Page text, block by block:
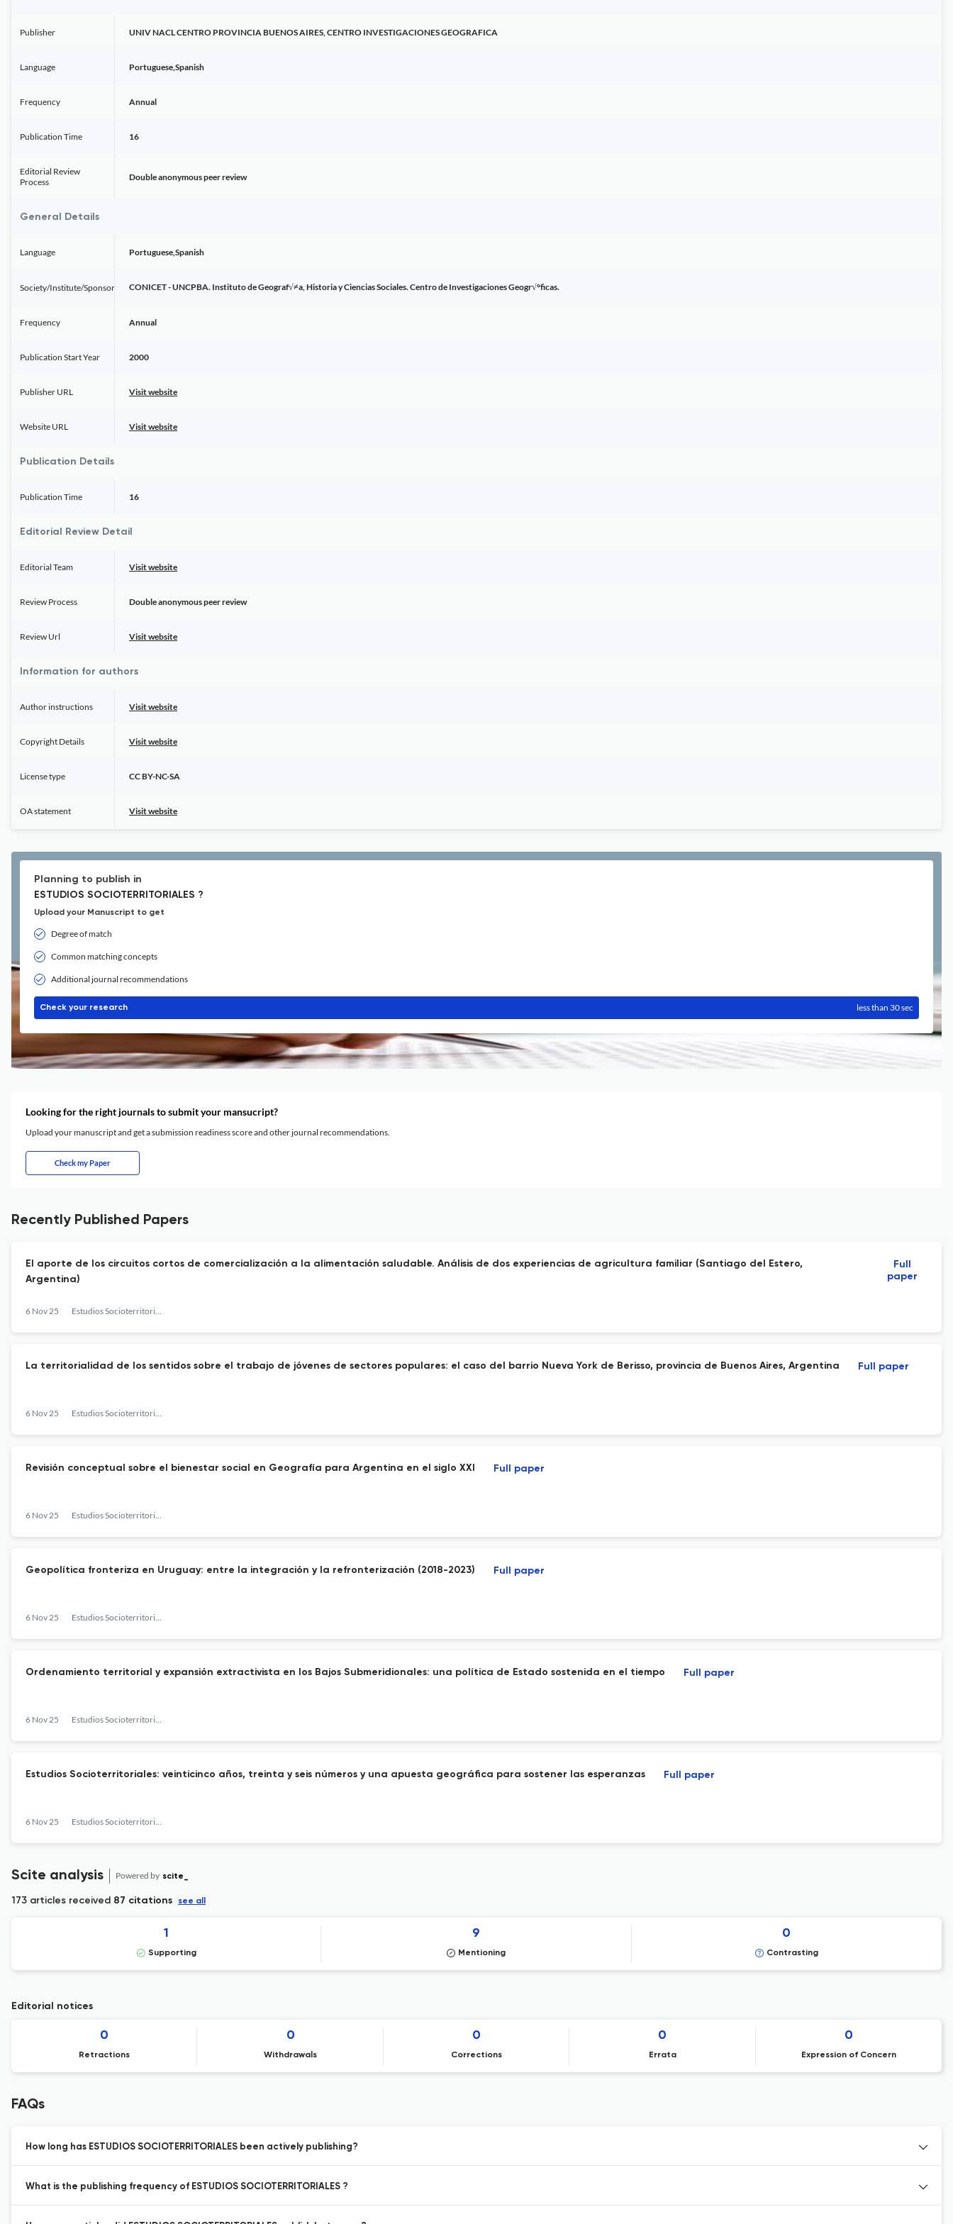
Publisher UNIV NACL CENTRO PROVINCIA BUENOS AIRES, CENTRO INVESTIGACIONES GEOGRAFICA
Language Portuguese,Spanish
Frequency Annual
Publication Time 16
Editorial Review
Process
Double anonymous peer review
General Details
Language Portuguese,Spanish
Society/Institute/Sponsor CONICET - UNCPBA. Instituto de Geograf√≠a, Historia y Ciencias Sociales. Centro de Investigaciones Geogr√°ficas.
Frequency Annual
Publication Start Year 2000
Publisher URL Visit website
Website URL Visit website
Publication Details
Publication Time 16
Editorial Review Detail
Editorial Team Visit website
Review Process Double anonymous peer review
Review Url Visit website
Information for authors
Author instructions Visit website
Copyright Details Visit website
License type CC BY-NC-SA
OA statement Visit website
Planning to publish in
ESTUDIOS SOCIOTERRITORIALES ?
Upload your Manuscript to get
Degree of match
Common matching concepts
Additional journal recommendations
Check your research less than 30 sec
Looking for the right journals to submit your mansucript?
Upload your manuscript and get a submission readiness score and other journal recommendations.
Check my Paper
Recently Published Papers
El aporte de los circuitos cortos de comercialización a la alimentación saludable. Análisis de dos experiencias de agricultura familiar (Santiago del Estero,
Argentina)
6 Nov 25 Estudios Socioterritoriales. Revista de Geografía
Full
paper
La territorialidad de los sentidos sobre el trabajo de jóvenes de sectores populares: el caso del barrio Nueva York de Berisso, provincia de Buenos Aires, Argentina
6 Nov 25 Estudios Socioterritoriales. Revista de Geografía
Full paper
Revisión conceptual sobre el bienestar social en Geografía para Argentina en el siglo XXI
6 Nov 25 Estudios Socioterritoriales. Revista de Geografía
Full paper
Geopolítica fronteriza en Uruguay: entre la integración y la refronterización (2018-2023)
6 Nov 25 Estudios Socioterritoriales. Revista de Geografía
Full paper
Ordenamiento territorial y expansión extractivista en los Bajos Submeridionales: una política de Estado sostenida en el tiempo
6 Nov 25 Estudios Socioterritoriales. Revista de Geografía
Full paper
Estudios Socioterritoriales: veinticinco años, treinta y seis números y una apuesta geográfica para sostener las esperanzas
6 Nov 25 Estudios Socioterritoriales. Revista de Geografía
Full paper
Scite analysis Powered by scite_
173 articles received 87 citations see all
1
Supporting
9
Mentioning
0
Contrasting
Editorial notices
0
Retractions
0
Withdrawals
0
Corrections
0
Errata
0
Expression of Concern
FAQs
How long has ESTUDIOS SOCIOTERRITORIALES been actively publishing?
What is the publishing frequency of ESTUDIOS SOCIOTERRITORIALES ?